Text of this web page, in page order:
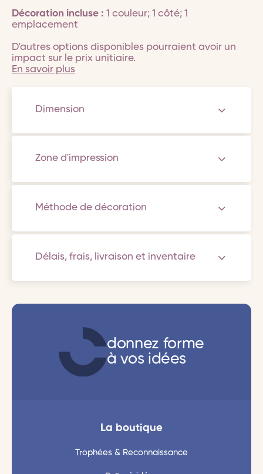
Décoration incluse : 1 couleur; 1 côté; 1
emplacement
D'autres options disponibles pourraient avoir un
impact sur le prix unitiaire.
En savoir plus
Dimension
Zone d'impression
Méthode de décoration
Délais, frais, livraison et inventaire
donnez forme
à vos idées
La boutique
Trophées & Reconnaissance